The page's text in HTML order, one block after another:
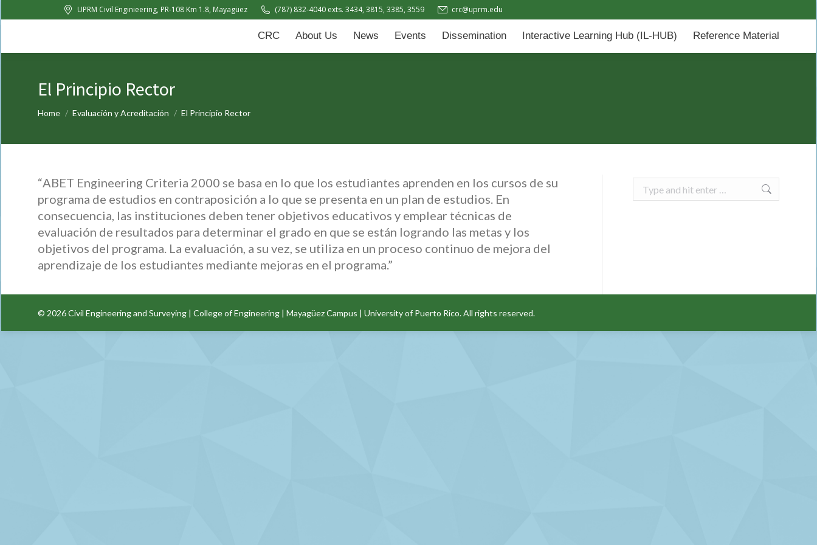
UPRM Civil Enginieering, PR-108 Km 1.8, Mayagüez (787) 832-4040 exts. 3434, 3815, 3385, 3559 crc@uprm.edu
CRC About Us News Events Dissemination Interactive Learning Hub (IL-HUB) Reference Material
El Principio Rector
You are here:
Home Evaluación y Acreditación El Principio Rector
“ABET Engineering Criteria 2000 se basa en lo que los estudiantes aprenden en los cursos de su
programa de estudios en contraposición a lo que se presenta en un plan de estudios. En
consecuencia, las instituciones deben tener objetivos educativos y emplear técnicas de
evaluación de resultados para determinar el grado en que se están logrando las metas y los
objetivos del programa. La evaluación, a su vez, se utiliza en un proceso continuo de mejora del
aprendizaje de los estudiantes mediante mejoras en el programa.”
Search:
© 2026Civil Engineering and Surveying | College of Engineering | Mayagüez Campus | University of Puerto Rico. All rights reserved.
CRC About Us News Events Dissemination Interactive Learning Hub (IL-HUB)